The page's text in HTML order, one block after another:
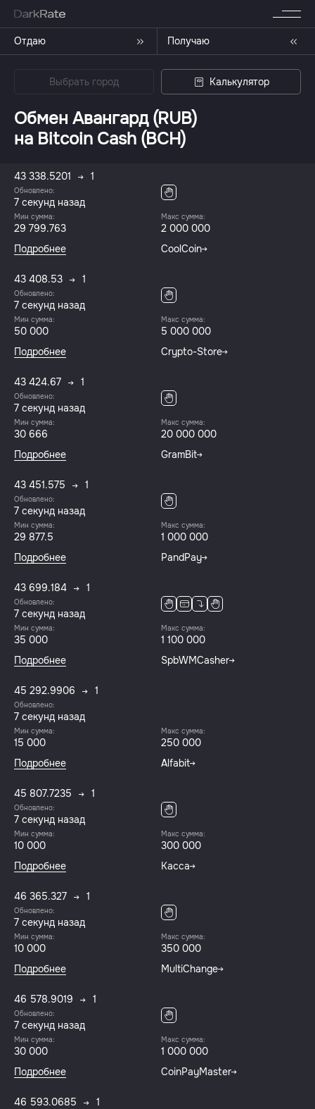
Отдаю Получаю
Выбрать город Калькулятор
Обмен Авангард (RUB)
на Bitcoin Cash (BCH)
43 338.5201 1
Обновлено:
8 секунд назад
Мин сумма:
29 799.763
Макс сумма:
2 000 000
Подробнее
CoolCoin
43 408.53 1
Обновлено:
8 секунд назад
Мин сумма:
50 000
Макс сумма:
5 000 000
Подробнее
Crypto-Store
43 424.67 1
Обновлено:
8 секунд назад
Мин сумма:
30 666
Макс сумма:
20 000 000
Подробнее
GramBit
43 451.575 1
Обновлено:
8 секунд назад
Мин сумма:
29 877.5
Макс сумма:
1 000 000
Подробнее
PandPay
43 699.184 1
Обновлено:
8 секунд назад
Мин сумма:
35 000
Макс сумма:
1 100 000
Подробнее
SpbWMCasher
45 292.9906 1
Обновлено:
8 секунд назад
Мин сумма:
15 000
Макс сумма:
250 000
Подробнее
Alfabit
45 807.7235 1
Обновлено:
8 секунд назад
Мин сумма:
10 000
Макс сумма:
300 000
Подробнее
Касса
46 365.327 1
Обновлено:
8 секунд назад
Мин сумма:
10 000
Макс сумма:
350 000
Подробнее
MultiChange
46 578.9019 1
Обновлено:
8 секунд назад
Мин сумма:
30 000
Макс сумма:
1 000 000
Подробнее
CoinPayMaster
46 593.0685 1